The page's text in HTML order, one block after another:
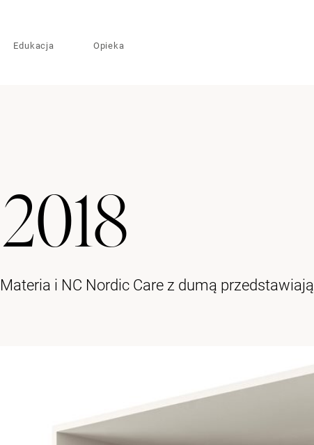
Edukacja Opieka
i NC Nordic Care z dumą przedstawiają